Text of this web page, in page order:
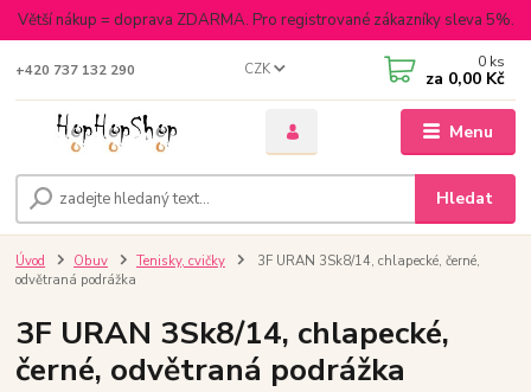
Větší nákup = doprava ZDARMA. Pro registrované zákazníky sleva 5%.
Menu
CZK
Hledat
+420 737 132 290 0 ks
za 0,00 Kč
Úvod Obuv Tenisky, cvičky
3F URAN 3Sk8/14, chlapecké, černé,
odvětraná podrážka
3F URAN 3Sk8/14, chlapecké,
černé, odvětraná podrážka